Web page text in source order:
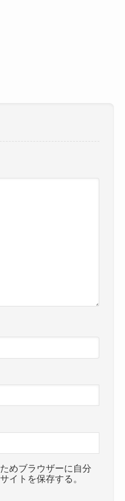
めブラウザーに自分
イトを保存する。